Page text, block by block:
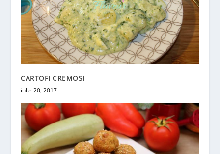
CARTOFI CREMOSI
iulie 20, 2017